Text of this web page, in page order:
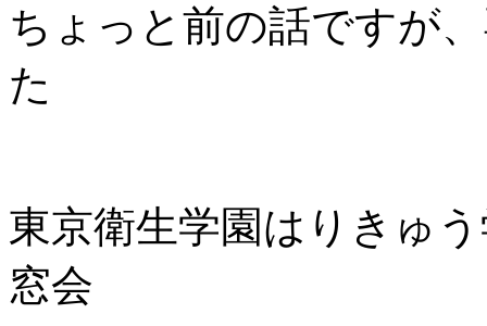
ちょっと前の話ですが
た
東京衛生学園はりきゅ
窓会